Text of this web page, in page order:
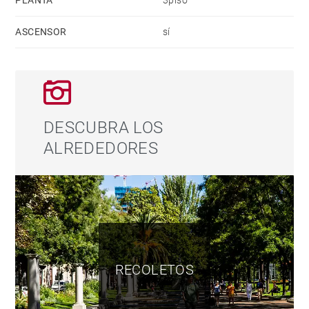
personalidad, calidez y carácter a cada estancia,
integrándose perfectamente con la reforma realizada
edificio.
La propiedad dispone de aire acondicionado por
conductos, calefacción central y excelentes calidades
constructivas, garantizando el máximo confort
durante todo el año. Se encuentra en una finca
representativa con ascensor y servicio de portería.
Su ubicación es, sin duda, uno de sus mayores
ASCENSOR sí
DESCUBRA LOS
ALREDEDORES
RECOLETOS